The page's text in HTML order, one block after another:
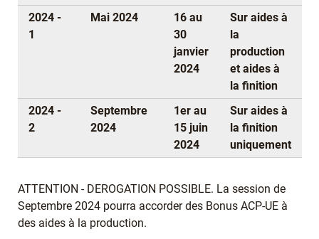
2024 -
1
Mai 2024
16 au
30
janvier
2024
Sur aides à
la
production
et aides à
la finition
2024 -
2
Septembre
2024
1er au
15 juin
2024
Sur aides à
la finition
uniquement
ATTENTION - DEROGATION POSSIBLE. La session de
Septembre 2024 pourra accorder des Bonus ACP-UE à
des aides à la production.